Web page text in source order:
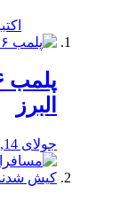
اکتبر 22,
البرز
جولای 14, 2020